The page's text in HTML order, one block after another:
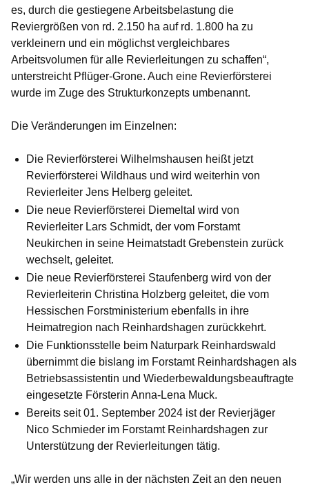
es, durch die gestiegene Arbeitsbelastung die
Reviergrößen von rd. 2.150 ha auf rd. 1.800 ha zu
verkleinern und ein möglichst vergleichbares
Arbeitsvolumen für alle Revierleitungen zu schaffen“,
unterstreicht Pflüger-Grone. Auch eine Revierförsterei
wurde im Zuge des Strukturkonzepts umbenannt.
Die Veränderungen im Einzelnen:
Die Revierförsterei Wilhelmshausen heißt jetzt
Revierförsterei Wildhaus und wird weiterhin von
Revierleiter Jens Helberg geleitet.
Die neue Revierförsterei Diemeltal wird von
Revierleiter Lars Schmidt, der vom Forstamt
Neukirchen in seine Heimatstadt Grebenstein zurück
wechselt, geleitet.
Die neue Revierförsterei Staufenberg wird von der
Revierleiterin Christina Holzberg geleitet, die vom
Hessischen Forstministerium ebenfalls in ihre
Heimatregion nach Reinhardshagen zurückkehrt.
Die Funktionsstelle beim Naturpark Reinhardswald
übernimmt die bislang im Forstamt Reinhardshagen als
Betriebsassistentin und Wiederbewaldungsbeauftragte
eingesetzte Försterin Anna-Lena Muck.
Bereits seit 01. September 2024 ist der Revierjäger
Nico Schmieder im Forstamt Reinhardshagen zur
Unterstützung der Revierleitungen tätig.
„Wir werden uns alle in der nächsten Zeit an den neuen